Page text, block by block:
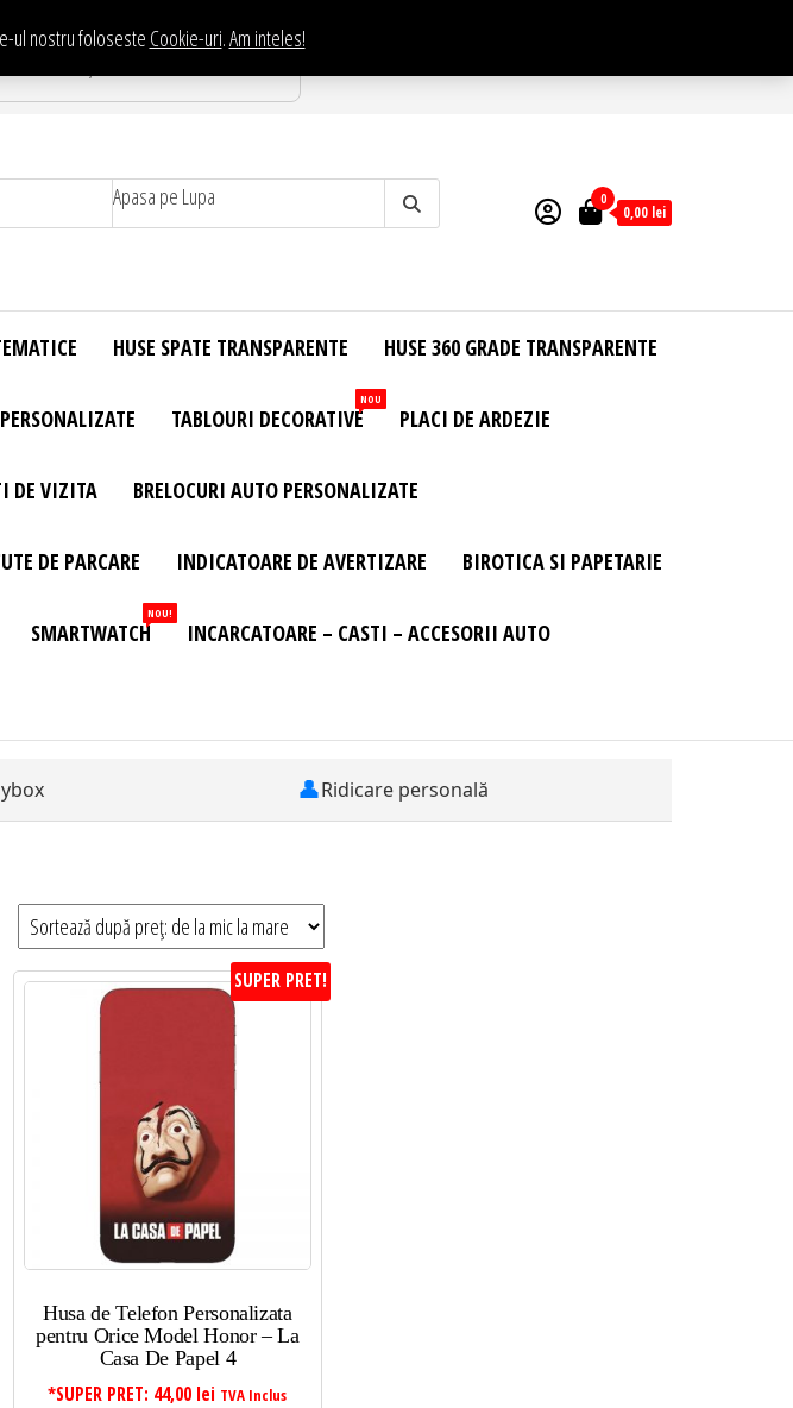
ul nostru foloseste Cookie-uri.Am inteles!
eHuse.ro
Apasa pe Lupa 0
0,00 lei
HUSE SPATE TRANSPARENTE HUSE 360 GRADE TRANSPARENTE
TABLOURI DECORATIVE
NOU
PLACI DE ARDEZIE
DE VIZITA BRELOCURI AUTO PERSONALIZATE
DE PARCARE INDICATOARE DE AVERTIZARE BIROTICA SI PAPETARIE
SMARTWATCH
NOU!
INCARCATOARE – CASTI – ACCESORII AUTO
👤Ridicare personală
SUPER PRET!
Husa de Telefon Personalizata
pentru Orice Model Honor – La
Casa De Papel 4
*SUPER PRET: 44,00 lei TVA Inclus